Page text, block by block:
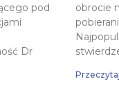
pod
Dr
obrocie